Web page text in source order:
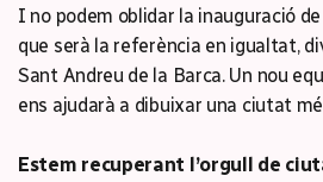
I no podem oblidar la inauguració de
que serà la referència en igualtat,
Sant Andreu de la Barca. Un nou
ens ajudarà a dibuixar una ciutat
Estem recuperant l’orgull de